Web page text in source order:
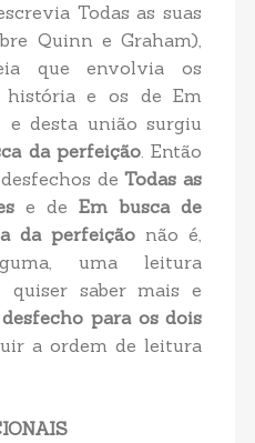
Todas as suas
Quinn e Graham),
que envolvia os
história e os de Em
e desta união surgiu
da perfeição. Então
deTodas as
e deEm busca de
da perfeição não é,
uma leitura
quiser saber mais e
para os dois
a ordem de leitura